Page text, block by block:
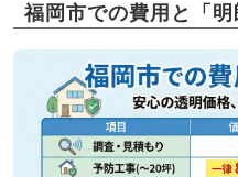
福岡市での費用と「明